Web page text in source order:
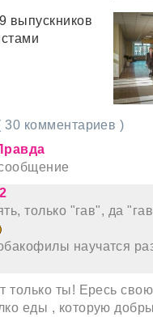
выпускников
30 комментариев )
только "гав", да
научатся
только ты! Ересь
еды , которую